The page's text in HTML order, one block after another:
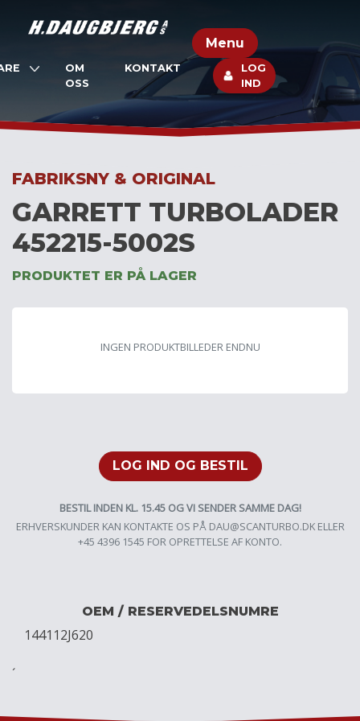
Menu
OM
OSS
KONTAKT
LOG
IND
FABRIKSNY & ORIGINAL
GARRETT TURBOLADER
452215-5002S
PRODUKTET ER PÅ LAGER
INGEN PRODUKTBILLEDER ENDNU
LOG IND OG BESTIL
BESTIL INDEN KL. 15.45 OG VI SENDER SAMME DAG!
ERHVERSKUNDER KAN KONTAKTE OS PÅ DAU@SCANTURBO.DKELLER
+45 4396 1545 FOR OPRETTELSE AF KONTO.
OEM / RESERVEDELSNUMRE
144112J620
´